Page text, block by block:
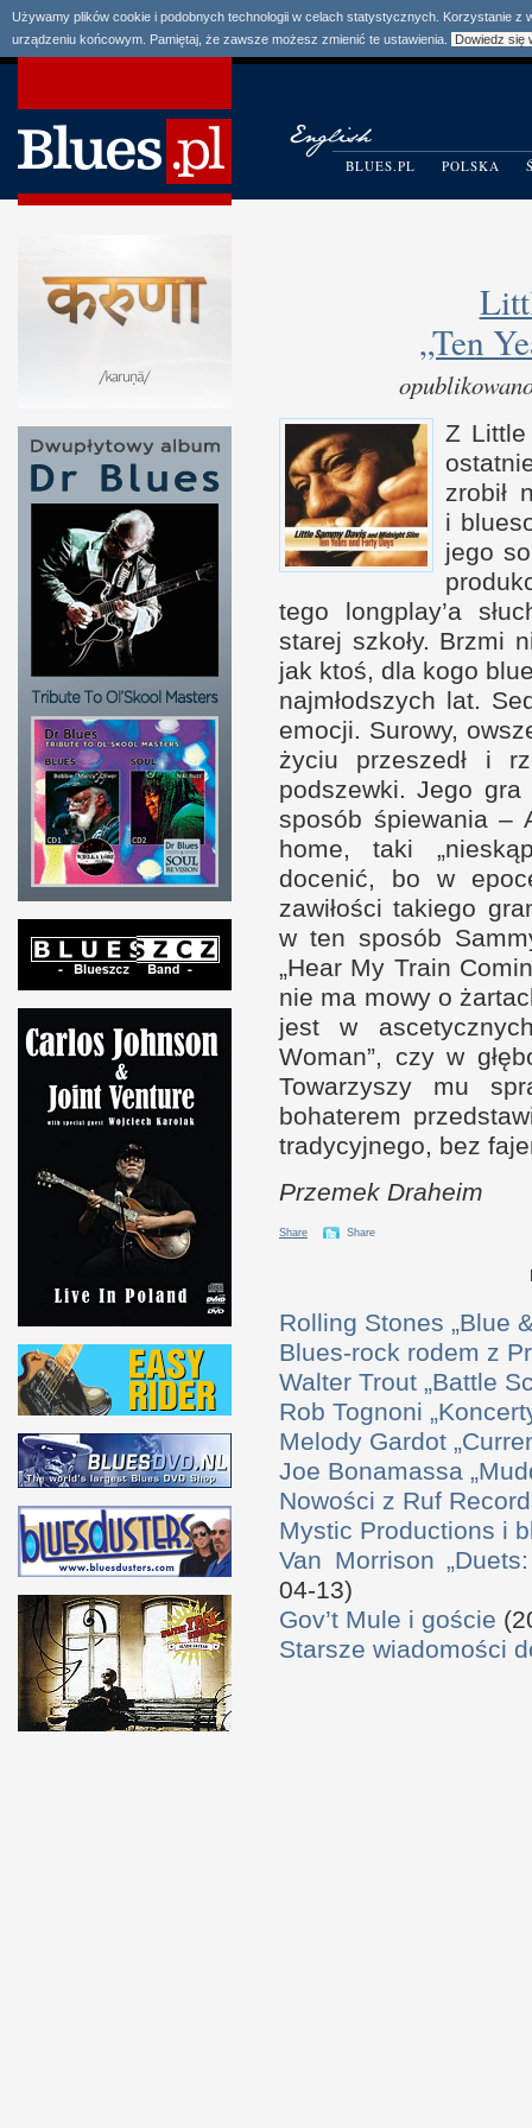
Używamy plików cookie i podobnych technologii w celach statystycznych. Korzystanie
urządzeniu końcowym. Pamiętaj, że zawsze możesz zmienić te ustawienia.
Dowiedz się
BLUES.PL POLSKA
„Ten
Z Little
zrobił
i b
jego
tego longplay’a
starej szkoły. Brzmi
jak ktoś, dla kogo
najmłodszych lat.
emocji. Surowy,
życiu przeszedł i r
podszewki. Jego
sposób śpiewania –
home, taki
docenić, bo w e
zawiłości takiego
w ten sposób
„Hear My Train
nie ma mowy o
jestw a
Woman”, czy w g
Towarzyszy mu
bohaterem
tradycyjnego, bez
Przemek Draheim
Share Share
Rolling Stones „Blue
Blues-rock rodem z
Walter Trout „Battle
Rob Tognoni
Melody Gardot
Joe Bonamassa
Nowości z Ruf
Mystic Productions i
Van Morrison
04-13)
Gov’t Mule i goście
Starsze wiadomości